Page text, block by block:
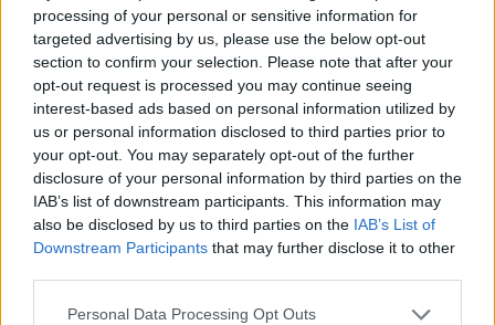
processing of your personal or sensitive information for
targeted advertising by us, please use the below opt-out
section to confirm your selection. Please note that after your
opt-out request is processed you may continue seeing
interest-based ads based on personal information utilized by
us or personal information disclosed to third parties prior to
your opt-out. You may separately opt-out of the further
disclosure of your personal information by third parties on the
IAB’s list of downstream participants. This information may
also be disclosed by us to third parties on the IAB’s List of
Downstream Participants that may further disclose it to other
Please note that this website/app uses one or more Google
Personal Data Processing Opt Outs
Original στη Νέα Φιλαδέλφεια
ΣΕΦ: Ο λόγος της ακύρωσης του διαγωνισμού και τι
σημαίνει η 10η Σεπτεμβρίου για την υπόθεση
Tags: ΜΟΥΣΤΑΦΑ ΦΑΛ